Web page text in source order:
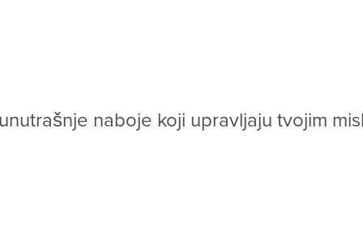
izborima, odnosima i sudbinom. Sve dok u nervnom sistemu postoji